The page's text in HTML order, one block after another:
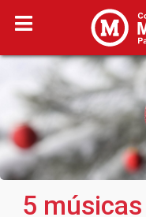
5